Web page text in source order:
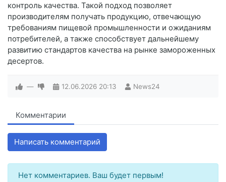
контроль качества. Такой подход позволяет
производителям получать продукцию, отвечающую
требованиям пищевой промышленности и ожиданиям
потребителей, а также способствует дальнейшему
развитию стандартов качества на рынке замороженных
десертов.
— 12.06.2026 20:13 News24
Комментарии
Написать комментарий
Нет комментариев. Ваш будет первым!